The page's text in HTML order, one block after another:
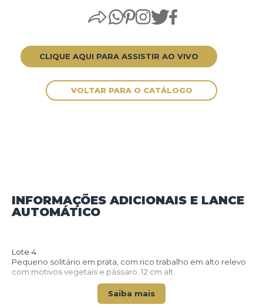
INFORMAÇÕES ADICIONAIS E LANCE
AUTOMÁTICO
Lote 4
Pequeno solitário em prata, com rico trabalho em alto relevo
com motivos vegetais e pássaro. 12 cm alt.
Saiba mais
CLIQUE AQUI PARA ASSISTIR AO VIVO